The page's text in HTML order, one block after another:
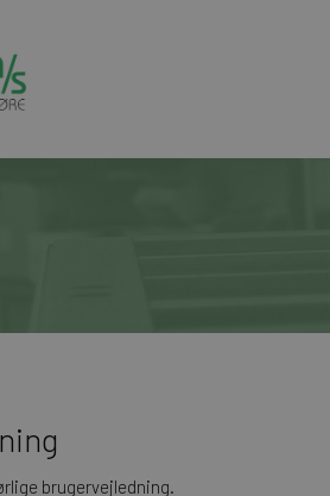
brugervejledning.